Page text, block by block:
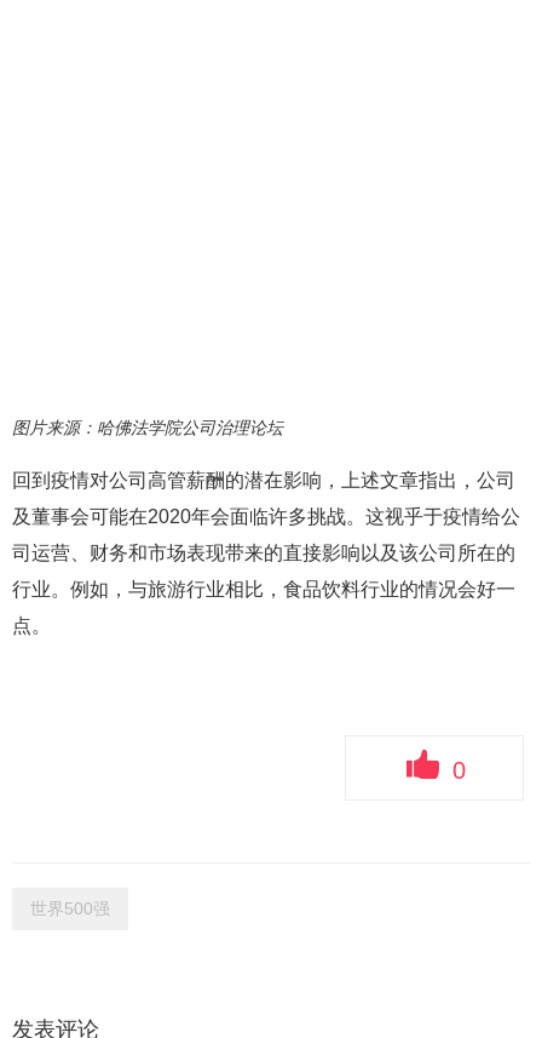
图片来源：哈佛法学院公司治理论坛
回到疫情对公司高管薪酬的潜在影响，上述文章指出，公司
及董事会可能在2020年会面临许多挑战。这视乎于疫情给公
司运营、财务和市场表现带来的直接影响以及该公司所在的
行业。例如，与旅游行业相比，食品饮料行业的情况会好一
点。
0
世界500强
发表评论